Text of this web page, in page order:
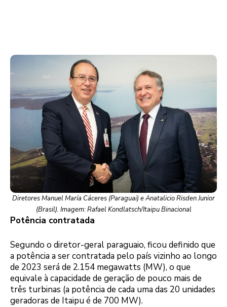
Diretores Manuel María Cáceres (Paraguai) e Anatalicio Risden Junior
(Brasil). Imagem: Rafael Kondlatsch/Itaipu Binacional
Potência contratada
Segundo o diretor-geral paraguaio, ficou definido que
a potência a ser contratada pelo país vizinho ao longo
de 2023 será de 2.154 megawatts (MW), o que
equivale à capacidade de geração de pouco mais de
três turbinas (a potência de cada uma das 20 unidades
geradoras de Itaipu é de 700 MW).